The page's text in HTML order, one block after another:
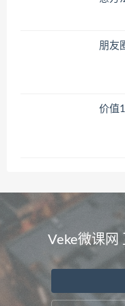
朋友
价值
Veke微课网